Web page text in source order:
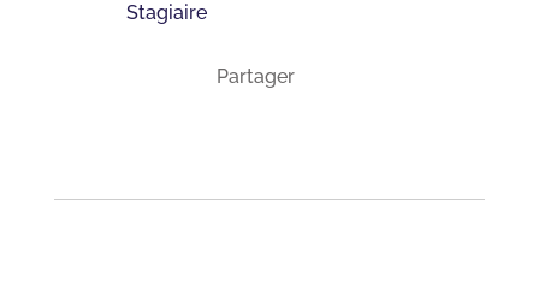
Stagiaire
Partager